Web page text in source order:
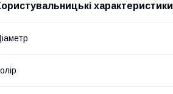
характеристики